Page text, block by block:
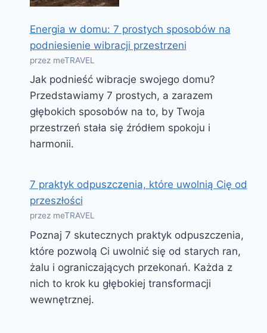
Energia w domu: 7 prostych sposobów na
podniesienie wibracji przestrzeni
przez meTRAVEL
Jak podnieść wibracje swojego domu?
Przedstawiamy 7 prostych, a zarazem
głębokich sposobów na to, by Twoja
przestrzeń stała się źródłem spokoju i
harmonii.
7 praktyk odpuszczenia, które uwolnią Cię od
przeszłości
przez meTRAVEL
Poznaj 7 skutecznych praktyk odpuszczenia,
które pozwolą Ci uwolnić się od starych ran,
żalu i ograniczających przekonań. Każda z
nich to krok ku głębokiej transformacji
wewnętrznej.